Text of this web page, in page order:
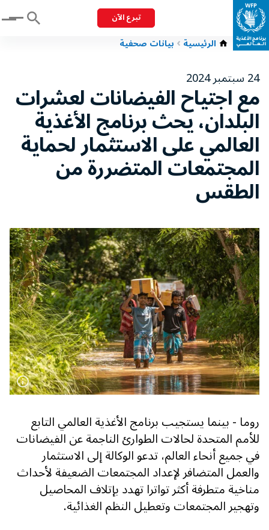
تبرع الآن Menu
الرئيسية بيانات صحفية
24 سبتمبر 2024
مع اجتياح الفيضانات لعشرات
البلدان، يحث برنامج الأغذية
العالمي على الاستثمار لحماية
المجتمعات المتضررة من
الطقس
روما - بينما يستجيب برنامج الأغذية العالمي التابع
للأمم المتحدة لحالات الطوارئ الناجمة عن الفيضانات
في جميع أنحاء العالم، تدعو الوكالة إلى الاستثمار
والعمل المتضافر لإعداد المجتمعات الضعيفة لأحداث
مناخية متطرفة أكثر تواترا تهدد بإتلاف المحاصيل
وتهجير المجتمعات وتعطيل النظم الغذائية.